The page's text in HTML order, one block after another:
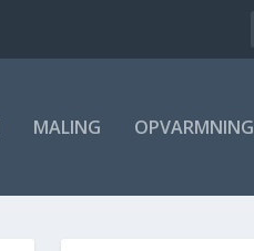
MALING OPVARMNING